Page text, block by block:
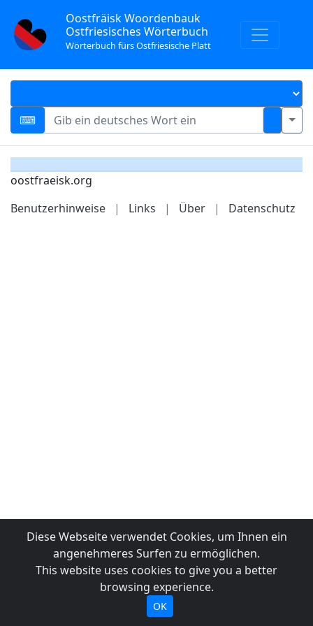
Oostfräisk Woordenbauk
Ostfriesisches Wörterbuch
Wörterbuch fürs Ostfriesische Platt
oostfraeisk.org
Benutzerhinweise
| Links | Über | Datenschutz
Diese Webseite verwendet Cookies, um Ihnen ein
angenehmeres Surfen zu ermöglichen.
This website uses cookies to give you a better
browsing experience.
OK